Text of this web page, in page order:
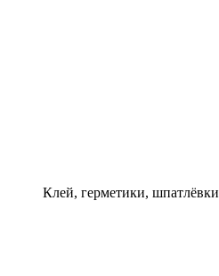
Клей, герметики, шпатлёвки